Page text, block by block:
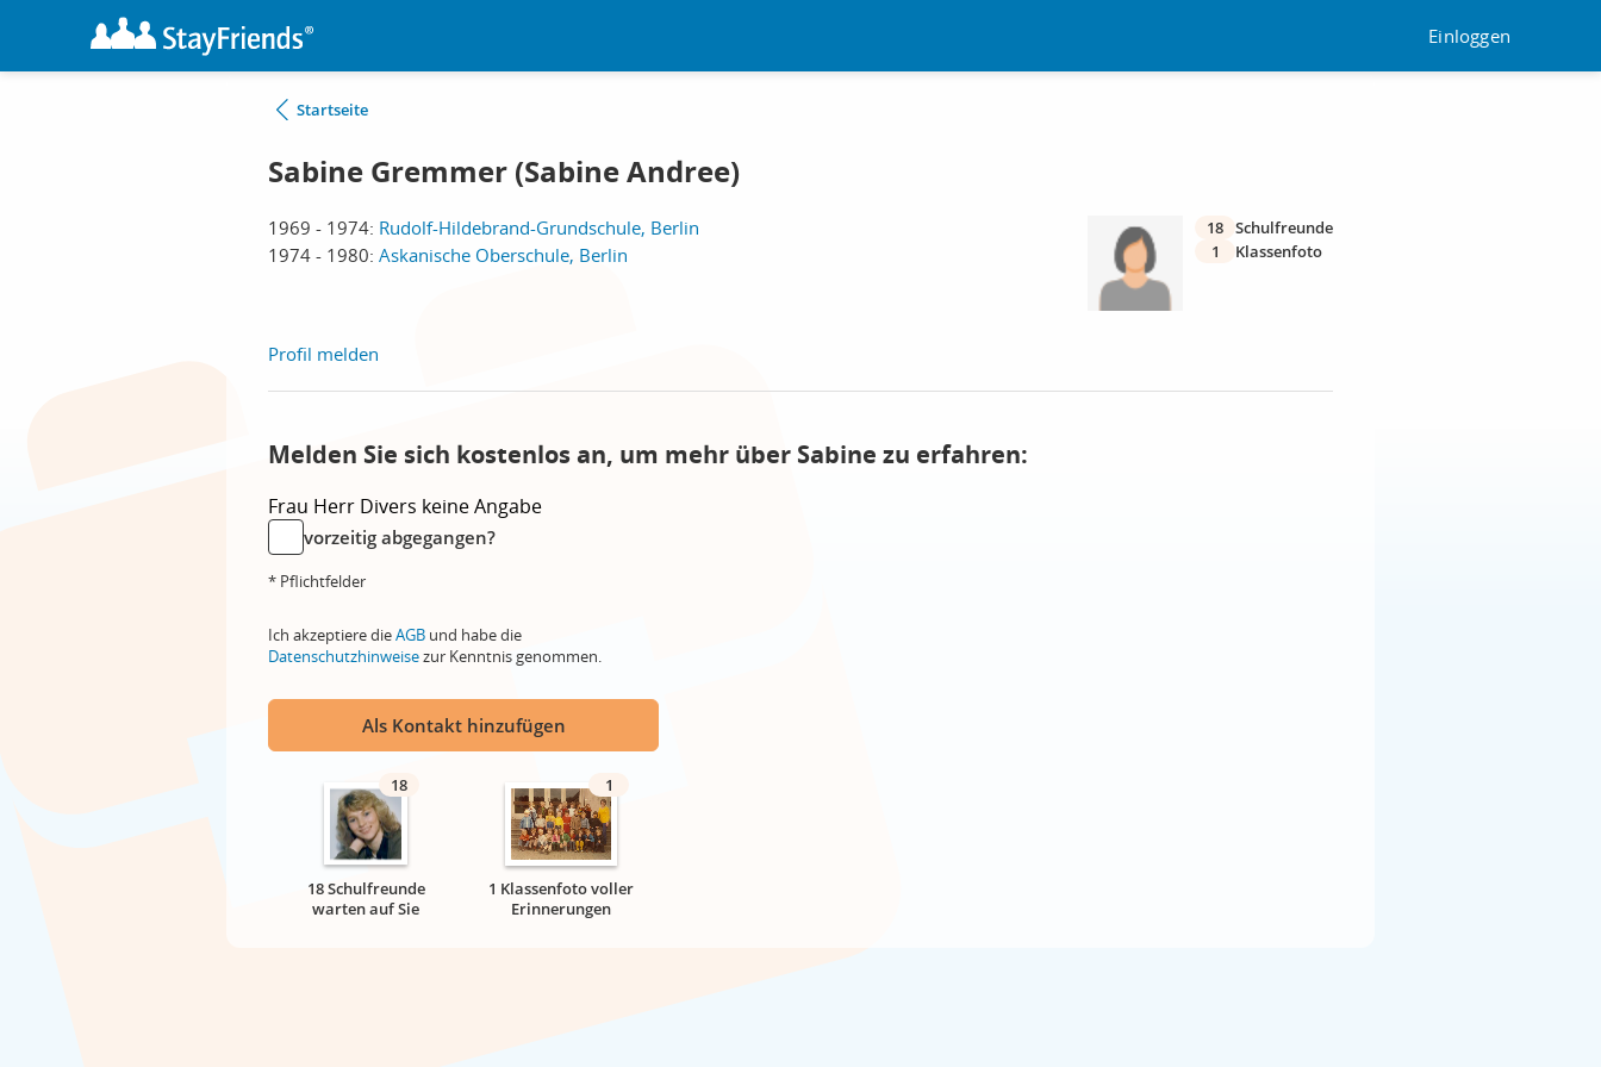
Einloggen
Startseite
Sabine Gremmer (Sabine Andree)
1969 - 1974: Rudolf-Hildebrand-Grundschule, Berlin
1974 - 1980: Askanische Oberschule, Berlin
18 Schulfreunde
1
Klassenfoto
Profil melden
Melden Sie sich kostenlos an, um mehr über Sabine zu erfahren:
Frau Herr Divers keine Angabe
vorzeitig abgegangen?
* Pflichtfelder
Ich akzeptiere dieAGB und habe die
Datenschutzhinweisezur Kenntnis genommen.
Als Kontakt hinzufügen
18
18 Schulfreunde
warten auf Sie
1
1 Klassenfoto voller
Erinnerungen